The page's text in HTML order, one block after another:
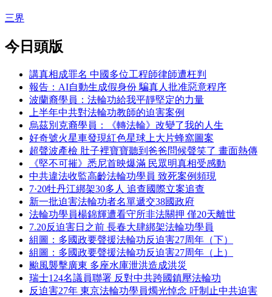
三界
今日頭版
講真相成罪名 中國多位工程師律師遭枉判
報告：AI自動生成假身份 騙真人批准惡意程序
波蘭裔學員：法輪功給我平靜堅定的力量
上半年中共對法輪功教師的迫害案例
烏茲別克裔學員：《轉法輪》改變了我的人生
好奇號火星車發現紅色星球上大片蜂窩圖案
超聲波產檢 肚子裡寶寶聽到爸爸問候聲笑了 畫面熱傳
《堅不可摧》悉尼首映爆滿 民眾明真相受感動
中共違法收監高齡法輪功學員 致死案例頻現
7·20牡丹江綁架30多人 追查國際立案追查
新一批迫害法輪功者名單遞交38國政府
法輪功學員楊錦輝遭看守所非法關押 僅20天離世
7.20反迫害日之前 長春大肆綁架法輪功學員
組圖：多國政要聲援法輪功反迫害27周年（下）
組圖：多國政要聲援法輪功反迫害27周年（上）
颱風襲擊廣東 多座水庫泄洪造成洪災
瑞士124名議員聯署 反對中共跨國鎮壓法輪功
反迫害27年 東京法輪功學員燭光悼念 吁制止中共迫害